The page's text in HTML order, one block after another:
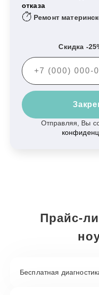
отказа
Ремонт
Скидка -
Отправляя, Вы
Прайс-
Бесплатная